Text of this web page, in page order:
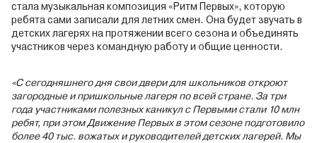
стала музыкальная композиция «Ритм Первых», которую
ребята сами записали для летних смен. Она будет звучать в
детских лагерях на протяжении всего сезона и объединять
участников через командную работу и общие ценности.
«С сегодняшнего дня свои двери для школьников откроют
загородные и пришкольные лагеря по всей стране. За три
года участниками полезных каникул с Первыми стали 10 млн
ребят, при этом Движение Первых в этом сезоне подготовило
более 40 тыс. вожатых и руководителей детских лагерей. Мы